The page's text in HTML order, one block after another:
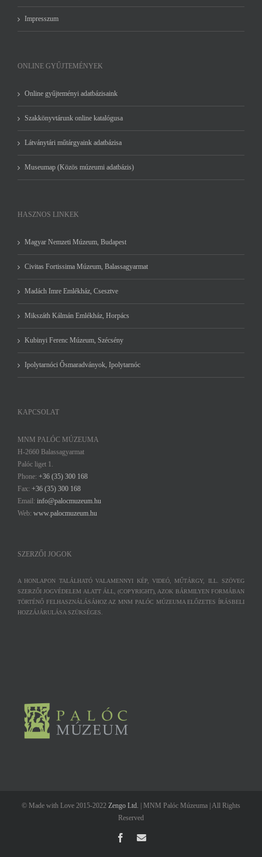
Impresszum
ONLINE GYŰJTEMÉNYEK
Online gyűjteményi adatbázisaink
Szakkönyvtárunk online katalógusa
Látványtári műtárgyaink adatbázisa
Museumap (Közös múzeumi adatbázis)
HASZNOS LINKEK
Magyar Nemzeti Múzeum, Budapest
Civitas Fortissima Múzeum, Balassagyarmat
Madách Imre Emlékház, Csesztve
Mikszáth Kálmán Emlékház, Horpács
Kubinyi Ferenc Múzeum, Szécsény
Ipolytarnóci Ősmaradványok, Ipolytarnóc
KAPCSOLAT
MNM PALÓC MÚZEUMA
H-2660 Balassagyarmat
Palóc liget 1.
Phone: +36 (35) 300 168
Fax: +36 (35) 300 168
Email: info@palocmuzeum.hu
Web: www.palocmuzeum.hu
SZERZŐI JOGOK
A HONLAPON TALÁLHATÓ VALAMENNYI KÉP, VIDEÓ, MŰTÁRGY, ILL. SZÖVEG
SZERZŐI JOGVÉDELEM ALATT ÁLL, (COPYRIGHT), AZOK BÁRMILYEN FORMÁBAN
TÖRTÉNŐ FELHASZNÁLÁSÁHOZ AZ MNM PALÓC MÚZEUMA ELŐZETES ÍRÁSBELI
HOZZÁJÁRULÁSA SZÜKSÉGES.
© Made with Love 2015-2022 Zengo Ltd. | MNM Palóc Múzeuma | All Rights
Reserved
FacebookEmail